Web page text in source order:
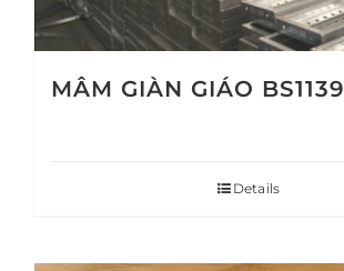
MÂM GIÀN GIÁO BS1139
Details